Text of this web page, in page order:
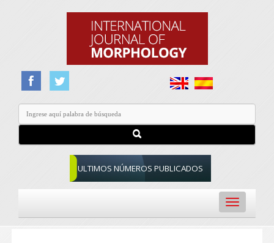
ULTIMOS NÚMEROS PUBLICADOS
Toggle
navigation